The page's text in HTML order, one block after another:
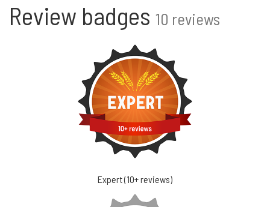
Review badges 10 reviews
Expert (10+ reviews)